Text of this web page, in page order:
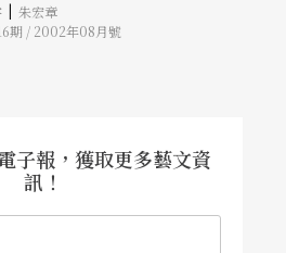
嘵鷹執導，以紮實的寫實表演為基礎，輔以
象徵的導演手法，呈現了大陸寫實戲劇的多
| 朱宏章
期 / 2002年08月號
子報，獲取更多藝文資
訊！